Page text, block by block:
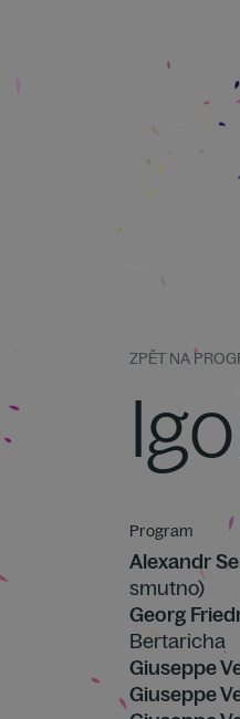
ZPĚT NA
Program
Alexandr
smutno)
Georg
Bertaricha
Giuseppe
Giuseppe